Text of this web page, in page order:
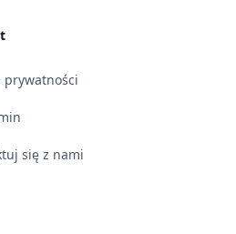
prywatności
się z nami